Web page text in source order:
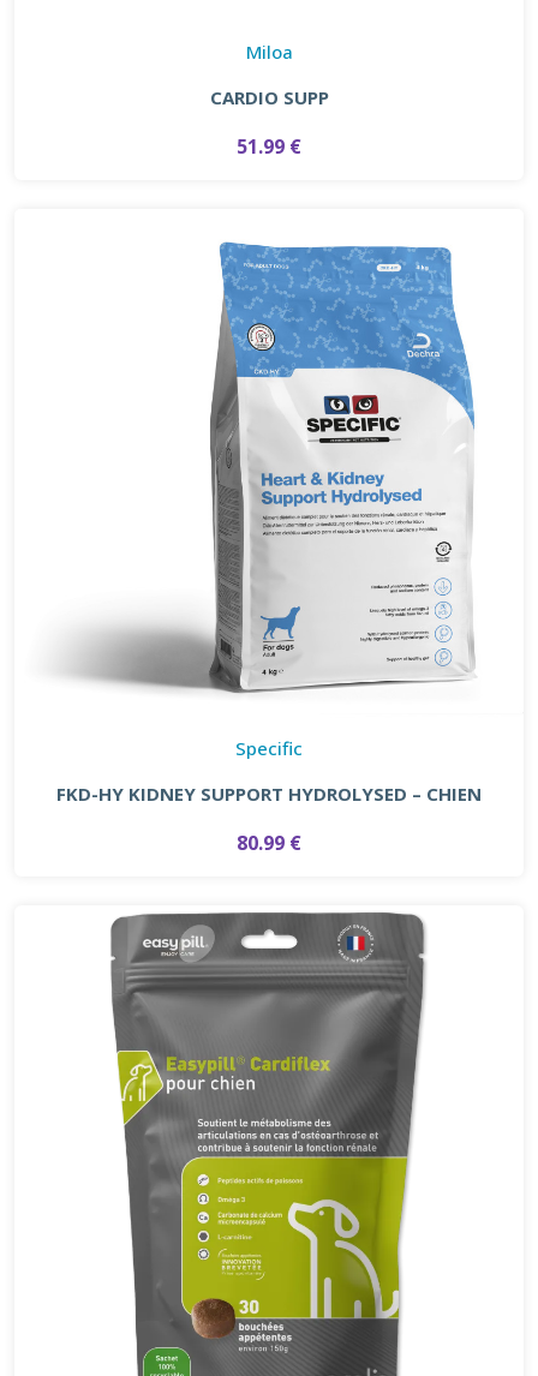
Miloa
CARDIO SUPP
51.99 €
Specific
FKD-HY KIDNEY SUPPORT HYDROLYSED – CHIEN
80.99 €